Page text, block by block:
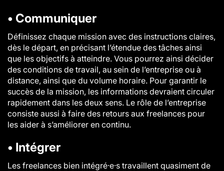
• Communiquer
Définissez chaque mission avec des instructions claires,
dès le départ, en précisant l’étendue des tâches ainsi
que les objectifs à atteindre. Vous pourrez ainsi décider
des conditions de travail, au sein de l’entreprise ou à
distance, ainsi que du volume horaire. Pour garantir le
succès de la mission, les informations devraient circuler
rapidement dans les deux sens. Le rôle de l’entreprise
consiste aussi à faire des retours aux freelances pour
les aider à s’améliorer en continu.
• Intégrer
Les freelances bien intégré·e·s travaillent quasiment de